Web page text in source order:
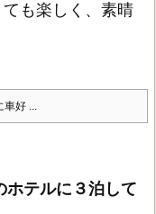
も楽しく、素晴
車好 ...
ホテルに３泊して